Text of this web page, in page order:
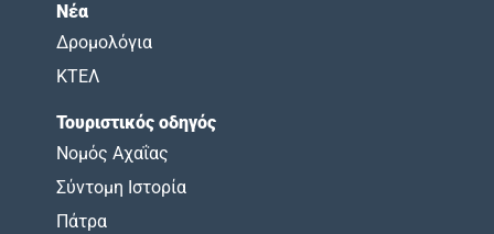
Νέα
Δρομολόγια
ΚΤΕΛ
Τουριστικός οδηγός
Νομός Αχαΐας
Σύντομη Ιστορία
Πάτρα